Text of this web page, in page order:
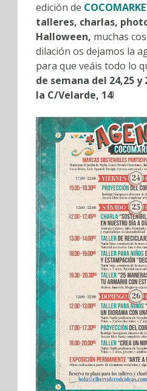
edición de
talleres, charlas,
Halloween, muchas
dilación os dejamos la
para que veáis todo lo
de semana del 24,25 y
la C/Velarde, 14!